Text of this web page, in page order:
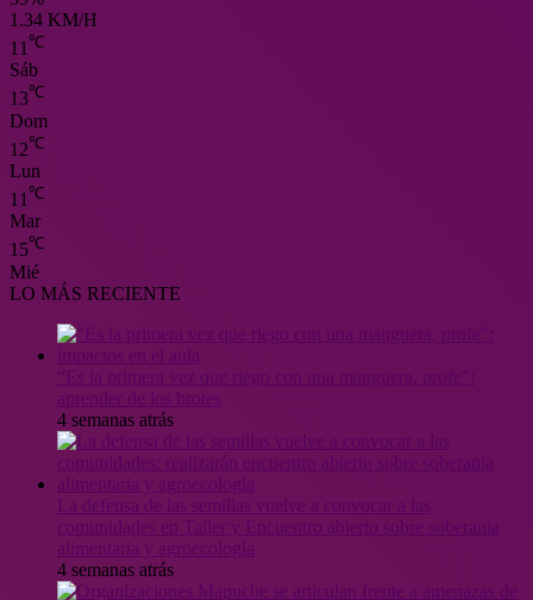
1.34 KM/H
11 ℃
Sáb
13℃
Dom
12℃
Lun
11 ℃
Mar
15℃
Mié
LO MÁS RECIENTE
4 semanas atrás
4 semanas atrás